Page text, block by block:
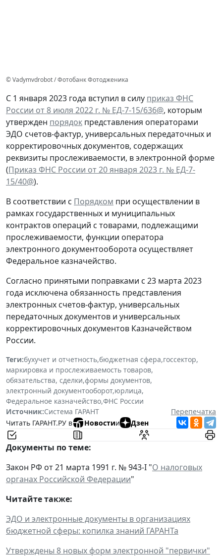
© Vadymvdrobot / Фотобанк Фотодженика
С 1 января 2023 года вступил в силу приказ ФНС
России от 8 июля 2022 г. № ЕД-7-15/636@, которым
утвержден порядок представления операторами
ЭДО счетов-фактур, универсальных передаточных и
корректировочных документов, содержащих
реквизиты прослеживаемости, в электронной форме
(Приказ ФНС России от 20 января 2023 г. № ЕД-7-
15/40@).
В соответствии с Порядком при осуществлении в
рамках государственных и муниципальных
контрактов операций с товарами, подлежащими
прослеживаемости, функции оператора
электронного документооборота осуществляет
Федеральное казначейство.
Согласно принятыми поправками с 23 марта 2023
года исключена обязанность представления
электронных счетов-фактур, универсальных
передаточных документов и универсальных
корректировочных документов Казначейством
России.
Теги:бухучет и отчетность,бюджетная сфера,госсектор,
маркировка и прослеживаемость товаров,
обязательства, сделки,формы документов,
электронный документооборот,юрлица,
Федеральное казначейство,ФНС России
Источник:Система ГАРАНТ
Перепечатка
Читать ГАРАНТ.РУ в
Новостии Дзен
Документы по теме:
Закон РФ от 21 марта 1991 г. № 943-I "О налоговых
органах Российской Федерации"
Читайте также:
ЭДО и электронные документы в организациях
бюджетной сферы: копилка знаний ГАРАНТа
Утверждены 8 новых форм электронной "первички"